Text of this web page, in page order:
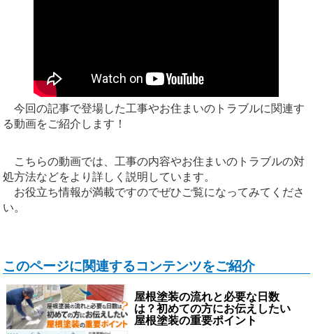
今回の記事で登場した工事やお住まいのトラブルに関連す
る動画をご紹介します！
こちらの動画では、工事の内容やお住まいのトラブルの対
処方法などをより詳しく説明しています。
お役立ち情報が満載ですのでぜひご覧になってみてくださ
い。
このページに関連するコンテンツをご紹介
屋根塗装の流れと必要な日数
は？初めての方にお伝えしたい
屋根塗装の重要ポイント